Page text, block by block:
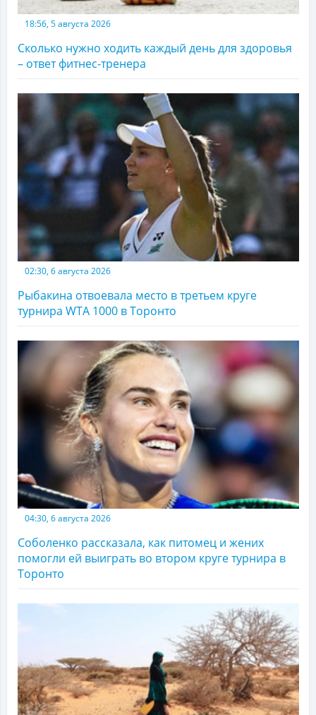
18:56, 5 августа 2026
Сколько нужно ходить каждый день для здоровья
– ответ фитнес-тренера
02:30, 6 августа 2026
Рыбакина отвоевала место в третьем круге
турнира WTA 1000 в Торонто
04:30, 6 августа 2026
Соболенко рассказала, как питомец и жених
помогли ей выиграть во втором круге турнира в
Торонто